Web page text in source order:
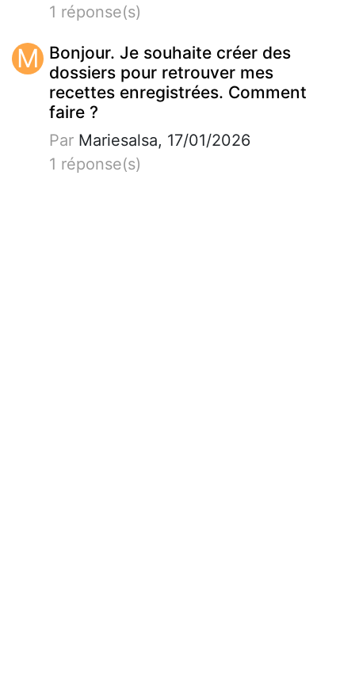
1 réponse(s)
M Bonjour. Je souhaite créer des
dossiers pour retrouver mes
recettes enregistrées. Comment
faire ?
Par Mariesalsa, 17/01/2026
1 réponse(s)